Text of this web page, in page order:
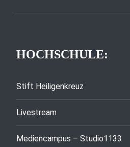
HOCHSCHULE:
Stift Heiligenkreuz
Livestream
Mediencampus – Studio1133